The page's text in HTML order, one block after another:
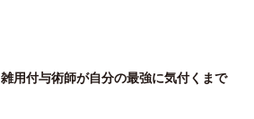
雑用付与術師が自分の最強に気付くまで